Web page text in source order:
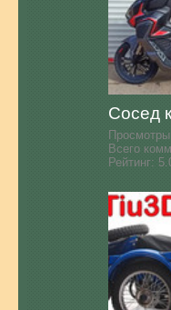
Сосед
Просмотры:
Всего
Рейтинг: